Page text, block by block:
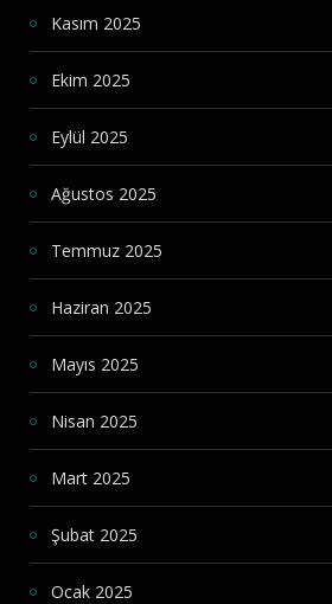
Kasım 2025
Ekim 2025
Eylül 2025
Ağustos 2025
Temmuz 2025
Haziran 2025
Mayıs 2025
Nisan 2025
Mart 2025
Şubat 2025
Ocak 2025